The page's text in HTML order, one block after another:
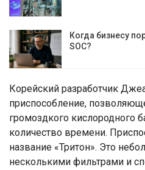
Когда бизнесу
SOC?
Корейский разработчик
приспособление,
громоздкого кислородного
количество времени.
название «Тритон». Это
несколькими фильтрами и